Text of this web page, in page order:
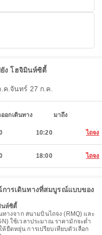
ยัง โฮจิมินห์ซิตี้
ค. จันทร์ 27 ก.ค.
ออกเดินทาง มาถึง
10:20 ไถจง
18:00 ไถจง
ารเดินทางที่สมบูรณ์แบบของ
นห์ซิตี้
างจาก สนามบินไถจง (RMQ) และ
ใช้เวลาประมาณ ราคามักจะต่ำ
ยืดหยุ่น การเปรียบเทียบตัวเลือก